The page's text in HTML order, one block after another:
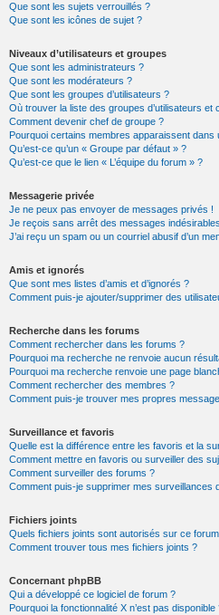
Que sont les sujets verrouillés ?
Que sont les icônes de sujet ?
Niveaux d’utilisateurs et groupes
Que sont les administrateurs ?
Que sont les modérateurs ?
Que sont les groupes d’utilisateurs ?
Où trouver la liste des groupes d’utilisateurs et
Comment devenir chef de groupe ?
Pourquoi certains membres apparaissent dans
Qu’est-ce qu’un « Groupe par défaut » ?
Qu’est-ce que le lien « L’équipe du forum » ?
Messagerie privée
Je ne peux pas envoyer de messages privés !
Je reçois sans arrêt des messages
J’ai reçu un spam ou un courriel abusif d’un
Amis et ignorés
Que sont mes listes d’amis et d’ignorés ?
Comment puis-je ajouter/supprimer des
Recherche dans les forums
Comment rechercher dans les forums ?
Pourquoi ma recherche ne renvoie aucun
Pourquoi ma recherche renvoie une page
Comment rechercher des membres ?
Comment puis-je trouver mes propres
Surveillance et favoris
Quelle est la différence entre les favoris et la
Comment mettre en favoris ou surveiller des
Comment surveiller des forums ?
Comment puis-je supprimer mes surveillances
Fichiers joints
Quels fichiers joints sont autorisés sur ce
Comment trouver tous mes fichiers joints ?
Concernant phpBB
Qui a développé ce logiciel de forum ?
Pourquoi la fonctionnalité X n’est pas disponible